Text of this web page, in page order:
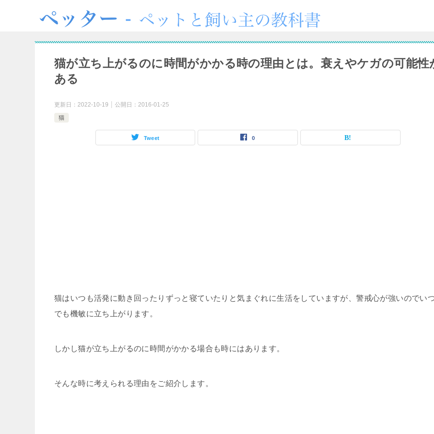
猫が立ち上がるのに時間がかかる時の理由とは。衰えやケガの可能性
ある
更新日： 2022-10-19 公開日： 2016-01-25
猫
Tweet 0
猫はいつも活発に動き回ったりずっと寝ていたりと気まぐれに生活をしていますが、警戒心が強いのでい
でも機敏に立ち上がります。
しかし猫が立ち上がるのに時間がかかる場合も時にはあります。
そんな時に考えられる理由をご紹介します。